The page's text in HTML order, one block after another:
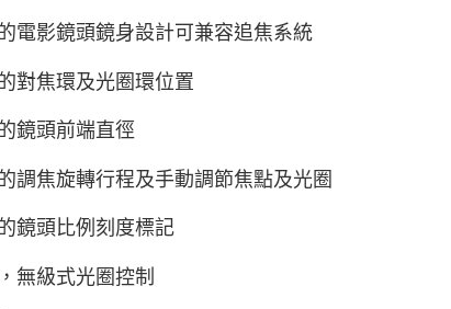
電影鏡頭鏡身設計可兼容追焦系統
對焦環及光圈環位置
鏡頭前端直徑
調焦旋轉行程及手動調節焦點及光圈
鏡頭比例刻度標記
無級式光圈控制